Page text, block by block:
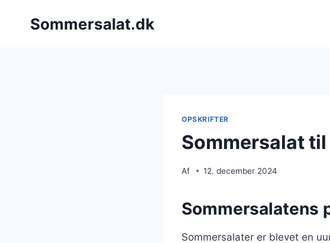
Sommersalat.dk
OPSKRIFTER
Sommersalat
Af 12. december 2024
Sommersalatens
Sommersalater er blevet en